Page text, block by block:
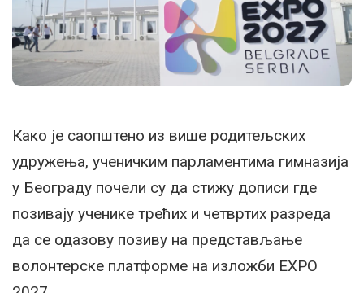
Како је саопштено из више родитељских
удружења, ученичким парламентима гимназија
у Београду почели су да стижу дописи где
позивају ученике трећих и четвртих разреда
да се одазову позиву на представљање
волонтерске платформе на изложби EXPO